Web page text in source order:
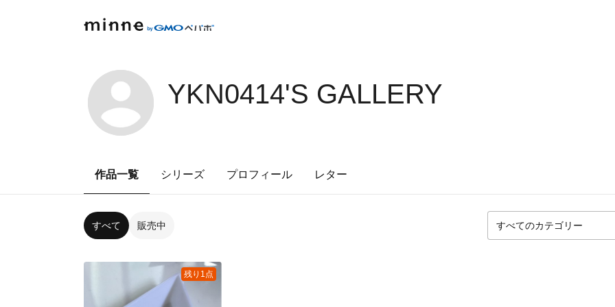
YKN0414'S GALLERY
作品一覧 シリーズ プロフィール レター
すべて 販売中
残り1点